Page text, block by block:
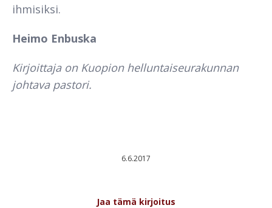
ihmisiksi.
Heimo Enbuska
Kirjoittaja on Kuopion helluntaiseurakunnan
johtava pastori.
6.6.2017
Jaa tämä kirjoitus